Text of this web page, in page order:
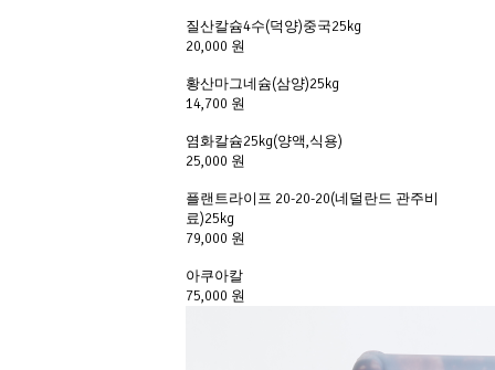
질산칼슘4수(덕양)중국25kg
20,000 원
황산마그네슘(삼양)25kg
14,700 원
염화칼슘25kg(양액,식용)
25,000 원
플랜트라이프 20-20-20(네덜란드 관주비
료)25kg
79,000 원
아쿠아칼
75,000 원